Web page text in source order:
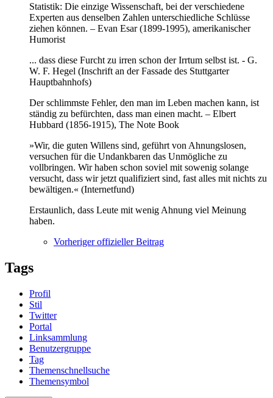
Statistik: Die einzige Wissenschaft, bei der verschiedene
Experten aus denselben Zahlen unterschiedliche Schlüsse
ziehen können. – Evan Esar (1899-1995), amerikanischer
Humorist
... dass diese Furcht zu irren schon der Irrtum selbst ist. - G.
W. F. Hegel (Inschrift an der Fassade des Stuttgarter
Hauptbahnhofs)
Der schlimmste Fehler, den man im Leben machen kann, ist
ständig zu befürchten, dass man einen macht. – Elbert
Hubbard (1856-1915), The Note Book
»Wir, die guten Willens sind, geführt von Ahnungslosen,
versuchen für die Undankbaren das Unmögliche zu
vollbringen. Wir haben schon soviel mit sowenig solange
versucht, dass wir jetzt qualifiziert sind, fast alles mit nichts zu
bewältigen.« (Internetfund)
Erstaunlich, dass Leute mit wenig Ahnung viel Meinung
haben.
Vorheriger offizieller Beitrag
Tags
Profil
Stil
Twitter
Portal
Linksammlung
Benutzergruppe
Tag
Themenschnellsuche
Themensymbol